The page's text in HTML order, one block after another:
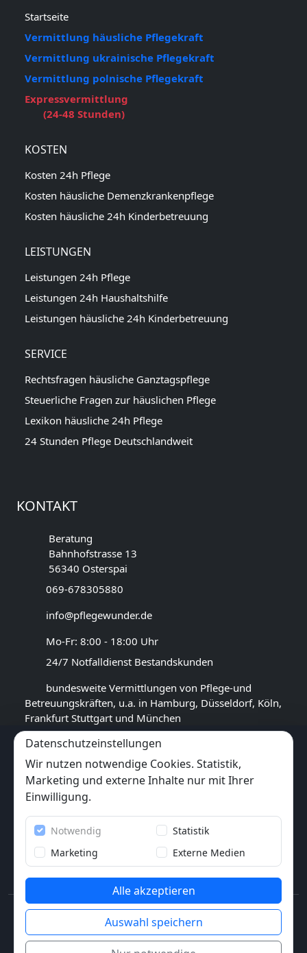
Startseite
Vermittlung häusliche Pflegekraft
Vermittlung ukrainische Pflegekraft
Vermittlung polnische Pflegekraft
Expressvermittlung
(24-48 Stunden)
KOSTEN
Kosten 24h Pflege
Kosten häusliche Demenzkrankenpflege
Kosten häusliche 24h Kinderbetreuung
LEISTUNGEN
Leistungen 24h Pflege
Leistungen 24h Haushaltshilfe
Leistungen häusliche 24h Kinderbetreuung
SERVICE
Rechtsfragen häusliche Ganztagspflege
Steuerliche Fragen zur häuslichen Pflege
Lexikon häusliche 24h Pflege
24 Stunden Pflege Deutschlandweit
KONTAKT
Beratung
Bahnhofstrasse 13
56340 Osterspai
069-678305880
info@pflegewunder.de
Mo-Fr: 8:00 - 18:00 Uhr
24/7 Notfalldienst Bestandskunden
bundesweite Vermittlungen von Pflege-und
Betreuungskräften, u.a. in Hamburg, Düsseldorf, Köln,
Frankfurt Stuttgart und München
GOOGLE BEWERTUNG
★★★★★
( 16 Rezensionen)
6x★★★★★
(6 Bewertungen)
© 2013-2026 Pflegewunder.de - Alle Rechte
vorbehalten.
Datenschutzeinstellungen
Wir nutzen notwendige Cookies. Statistik,
Marketing und externe Inhalte nur mit Ihrer
Einwilligung.
Notwendig
Statistik
Marketing
Externe Medien
Alle akzeptieren
Auswahl speichern